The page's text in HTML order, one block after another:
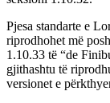
Pjesa standarte e
riprodhohet më
1.10.33 të “de
gjithashtu të
versionet e